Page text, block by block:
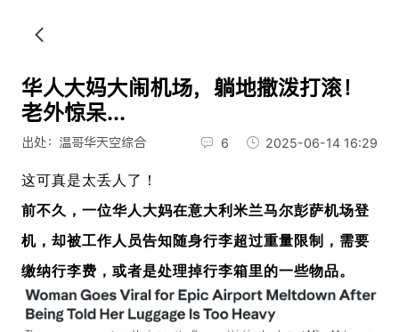
华人大妈大闹机场，躺地撒泼打滚！
老外惊呆...
出处：温哥华天空综合 6 2025-06-14 16:29
这可真是太丢人了！
前不久，一位华人大妈在意大利 米兰马尔彭萨机场登
机，却被工作人员告知随身行李超过重量限制，需要
缴纳行李费，或者是处理掉行李箱里的一些物品。